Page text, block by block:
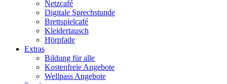
Netzcafé
Digitale Sprechstunde
Brettspielcafé
Kleidertausch
Hörpfade
Extras
Bildung für alle
Kostenfreie Angebote
Wellpass Angebote